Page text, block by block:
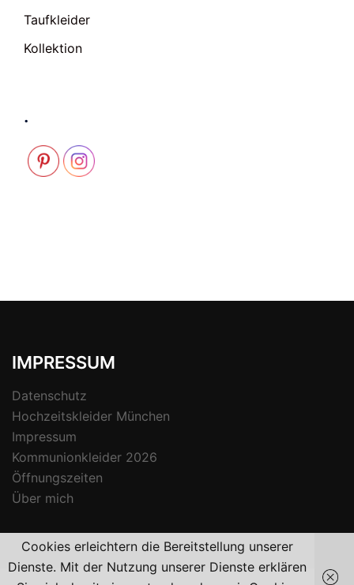
Taufkleider
Kollektion
.
IMPRESSUM
Datenschutz
Hochzeitskleider München
Impressum
Kommunionkleider 2026
Öffnungszeiten
Über mich
Cookies erleichtern die Bereitstellung unserer
Dienste. Mit der Nutzung unserer Dienste erklären